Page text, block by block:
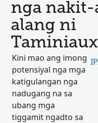
nga nakit-
alang ni
Taminiaux
Kini mao ang imong
potensiyal nga mga
katigulangan nga
nadugang na sa
ubang mga
tiggamit ngadto sa